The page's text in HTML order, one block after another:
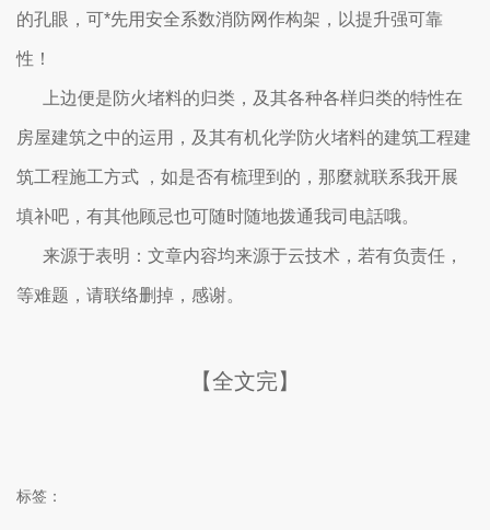
的孔眼，可*先用安全系数消防网作构架，以提升强可靠
性！
上边便是防火堵料的归类，及其各种各样归类的特性在
房屋建筑之中的运用，及其有机化学防火堵料的建筑工程建
筑工程施工方式 ，如是否有梳理到的，那麼就联系我开展
填补吧，有其他顾忌也可随时随地拨通我司电話哦。
来源于表明：文章内容均来源于云技术，若有负责任，
等难题，请联络删掉，感谢。
【全文完】
标签：